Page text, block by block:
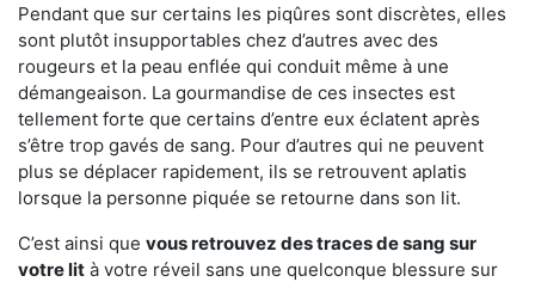
Pendant que sur certains les piqûres sont discrètes, elles
sont plutôt insupportables chez d’autres avec des
rougeurs et la peau enflée qui conduit même à une
démangeaison. La gourmandise de ces insectes est
tellement forte que certains d’entre eux éclatent après
s’être trop gavés de sang. Pour d’autres qui ne peuvent
plus se déplacer rapidement, ils se retrouvent aplatis
lorsque la personne piquée se retourne dans son lit.
C’est ainsi que vous retrouvez des traces de sang sur
votre lit à votre réveil sans une quelconque blessure sur